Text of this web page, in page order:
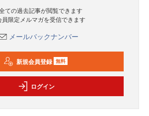
ての過去記事が閲覧できます
員限定メルマガを受信できます
メールバックナンバー
新規会員登録 無料
ログイン